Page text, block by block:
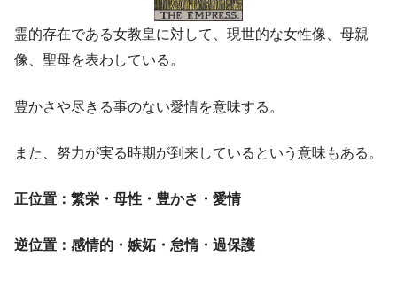
霊的存在である女教皇に対して、現世的な女性像、母親
像、聖母を表わしている。
豊かさや尽きる事のない愛情を意味する。
また、努力が実る時期が到来しているという意味もある。
正位置：繁栄・母性・豊かさ・愛情
逆位置：感情的・嫉妬・怠惰・過保護